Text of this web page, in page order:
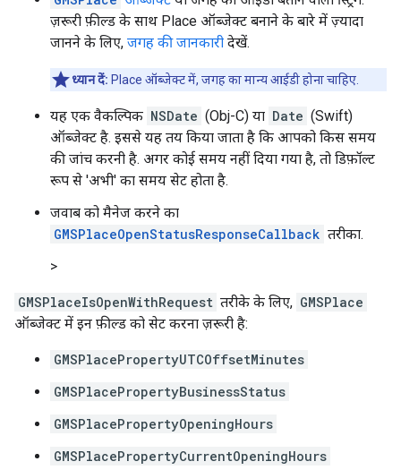
ज़रूरी फ़ील्ड के साथ Place ऑब्जेक्ट बनाने के बारे में ज़्यादा
जानने के लिए, जगह की जानकारी देखें.
ध्यान दें: Place ऑब्जेक्ट में, जगह का मान्य आईडी होना चाहिए.
यह एक वैकल्पिक NSDate (Obj-C) या Date (Swift)
ऑब्जेक्ट है. इससे यह तय किया जाता है कि आपको किस समय
की जांच करनी है. अगर कोई समय नहीं दिया गया है, तो डिफ़ॉल्ट
रूप से 'अभी' का समय सेट होता है.
जवाब को मैनेज करने का
GMSPlaceOpenStatusResponseCallback तरीका.
>
GMSPlaceIsOpenWithRequest तरीके के लिए, GMSPlace
ऑब्जेक्ट में इन फ़ील्ड को सेट करना ज़रूरी है:
GMSPlacePropertyUTCOffsetMinutes
GMSPlacePropertyBusinessStatus
GMSPlacePropertyOpeningHours
GMSPlacePropertyCurrentOpeningHours